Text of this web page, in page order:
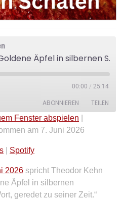
Theodor Kehn: Goldene Äpfel in silbernen Schalen
00:00 / 25:14
ABONNIEREN TEILEN
Spotify
Fenster abspielen
am 7. Juni 2026
Spotify
2026 spricht Theodor Kehn
Äpfel in silbernen
geredet zu seiner Zeit.“